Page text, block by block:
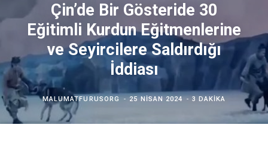
Çin’de Bir Gösteride 30
Eğitimli Kurdun Eğitmenlerine
ve Seyircilere Saldırdığı
İddiası
MALUMATFURUSORG 25 NISAN 2024 3 DAKIKA